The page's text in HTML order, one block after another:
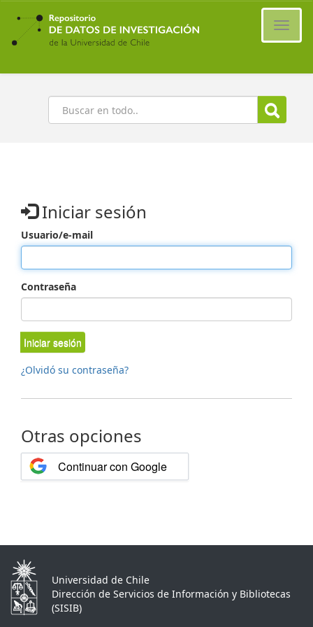
Ir
contenido
principal
Buscar
Iniciar sesión
Usuario/e-mail
Contraseña
Iniciar sesión
¿Olvidó su contraseña?
Otras opciones
Continuar con Google
Universidad de Chile
Dirección de Servicios de Información y Bibliotecas
(SISIB)